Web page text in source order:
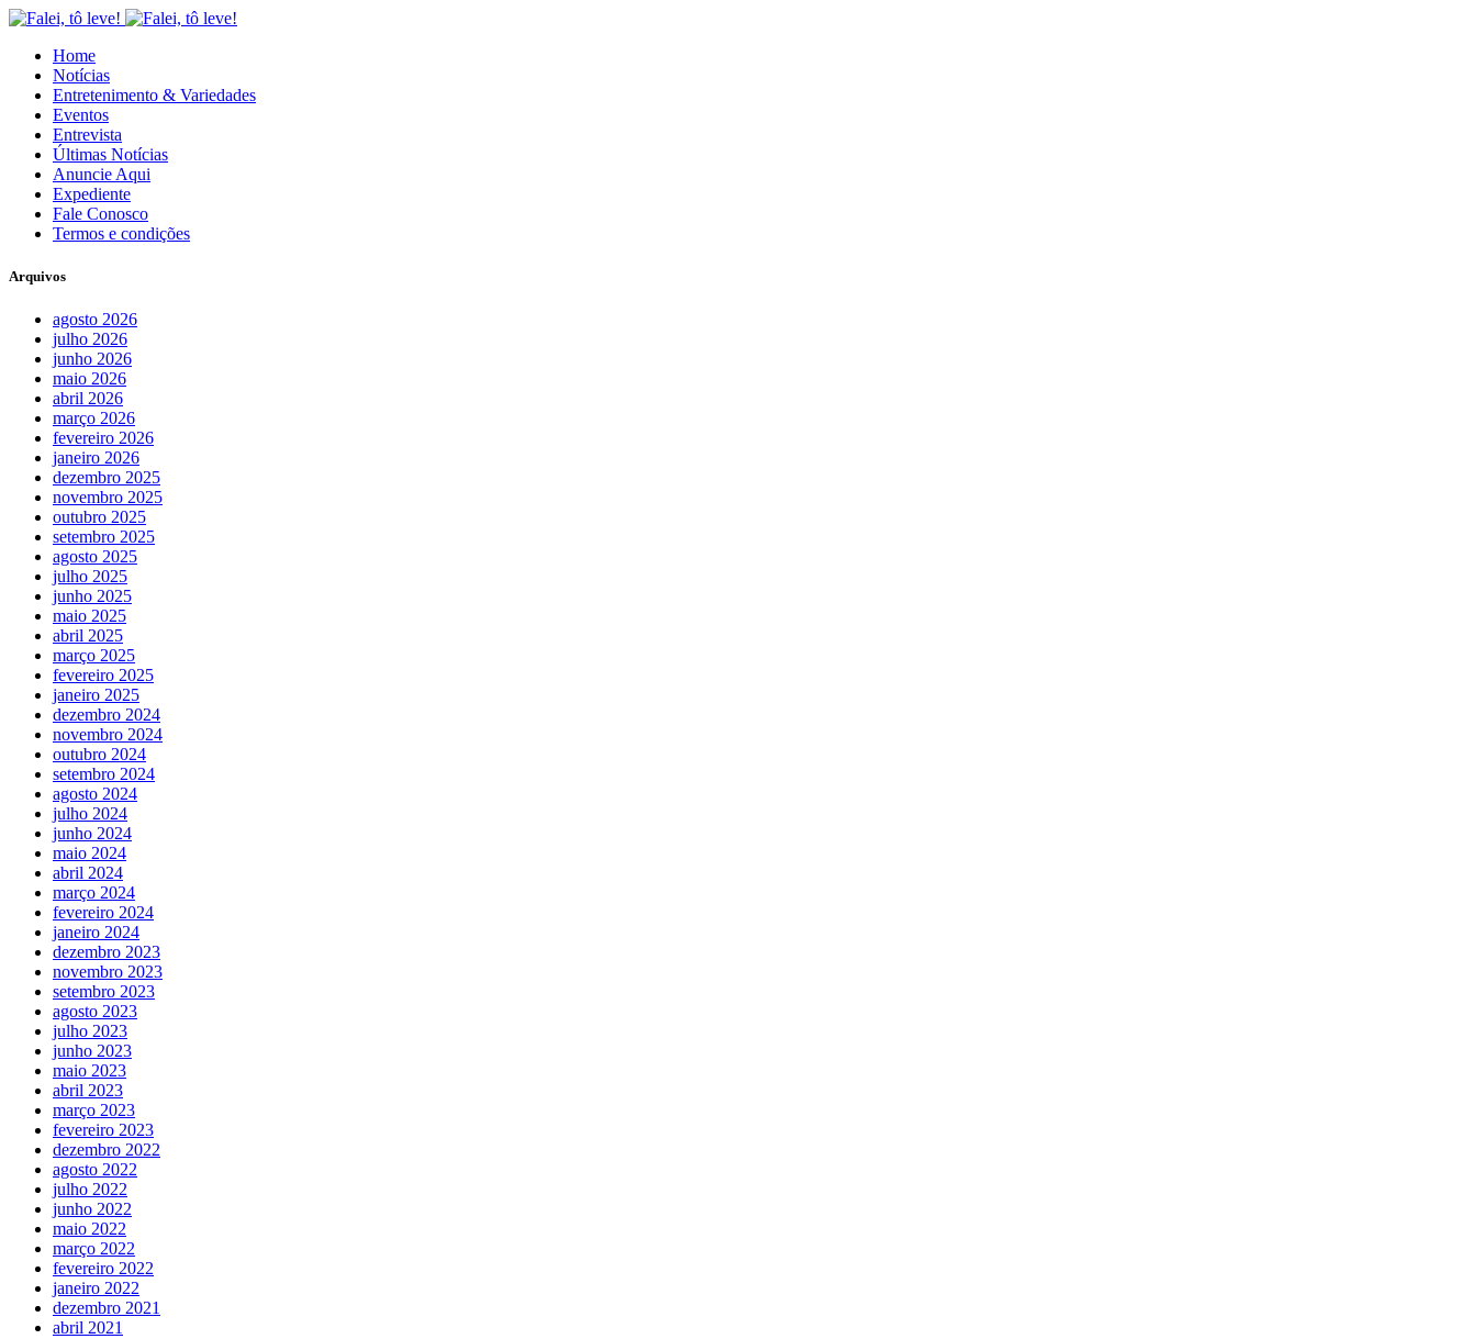
Home
Notícias
Entretenimento & Variedades
Eventos
Entrevista
Últimas Notícias
Anuncie Aqui
Expediente
Fale Conosco
Termos e condições
Arquivos
agosto 2026
julho 2026
junho 2026
maio 2026
abril 2026
março 2026
fevereiro 2026
janeiro 2026
dezembro 2025
novembro 2025
outubro 2025
setembro 2025
agosto 2025
julho 2025
junho 2025
maio 2025
abril 2025
março 2025
fevereiro 2025
janeiro 2025
dezembro 2024
novembro 2024
outubro 2024
setembro 2024
agosto 2024
julho 2024
junho 2024
maio 2024
abril 2024
março 2024
fevereiro 2024
janeiro 2024
dezembro 2023
novembro 2023
setembro 2023
agosto 2023
julho 2023
junho 2023
maio 2023
abril 2023
março 2023
fevereiro 2023
dezembro 2022
agosto 2022
julho 2022
junho 2022
maio 2022
março 2022
fevereiro 2022
janeiro 2022
dezembro 2021
abril 2021